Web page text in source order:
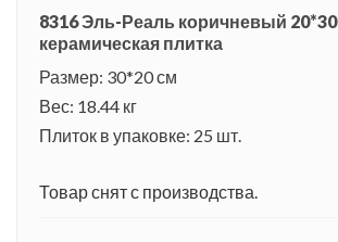
8316 Эль-Реаль коричневый 20*30
керамическая плитка
Размер: 30*20 см
Вес: 18.44 кг
Плиток в упаковке: 25 шт.
Товар снят с производства.